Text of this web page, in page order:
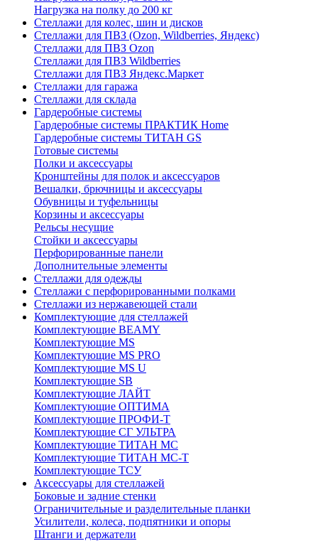
Нагрузка на полку до 200 кг
Стеллажи для колес, шин и дисков
Стеллажи для ПВЗ (Ozon, Wildberries, Яндекс)
Стеллажи для ПВЗ Ozon
Стеллажи для ПВЗ Wildberries
Стеллажи для ПВЗ Яндекс.Маркет
Стеллажи для гаража
Стеллажи для склада
Гардеробные системы
Гардеробные системы ПРАКТИК Home
Гардеробные системы ТИТАН GS
Готовые системы
Полки и аксессуары
Кронштейны для полок и аксессуаров
Вешалки, брючницы и аксессуары
Обувницы и туфельницы
Корзины и аксессуары
Рельсы несущие
Стойки и аксессуары
Перфорированные панели
Дополнительные элементы
Стеллажи для одежды
Стеллажи с перфорированными полками
Стеллажи из нержавеющей стали
Комплектующие для стеллажей
Комплектующие BEAMY
Комплектующие MS
Комплектующие MS PRO
Комплектующие MS U
Комплектующие SB
Комплектующие ЛАЙТ
Комплектующие ОПТИМА
Комплектующие ПРОФИ-Т
Комплектующие СГ УЛЬТРА
Комплектующие ТИТАН МС
Комплектующие ТИТАН МС-Т
Комплектующие ТСУ
Аксессуары для стеллажей
Боковые и задние стенки
Ограничительные и разделительные планки
Усилители, колеса, подпятники и опоры
Штанги и держатели